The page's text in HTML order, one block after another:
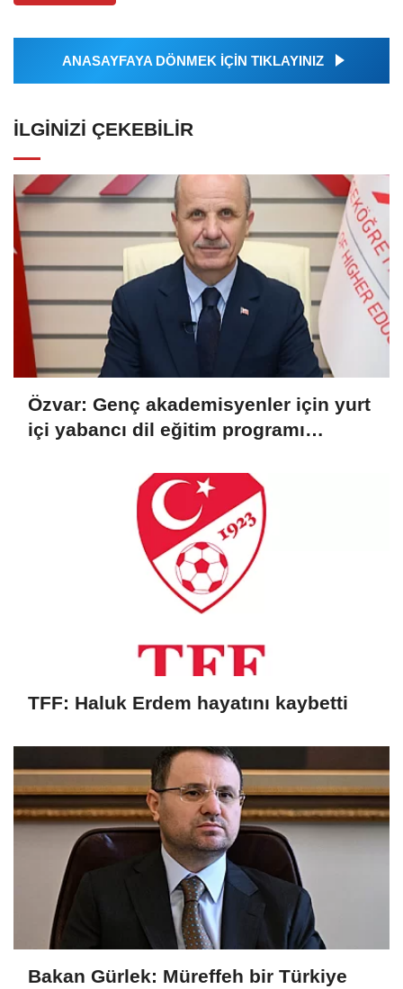
ANASAYFAYA DÖNMEK İÇİN TIKLAYINIZ
İLGINIZI ÇEKEBILIR
Özvar: Genç akademisyenler için yurt
içi yabancı dil eğitim programı
TFF: Haluk Erdem hayatını kaybetti
Bakan Gürlek: Müreffeh bir Türkiye